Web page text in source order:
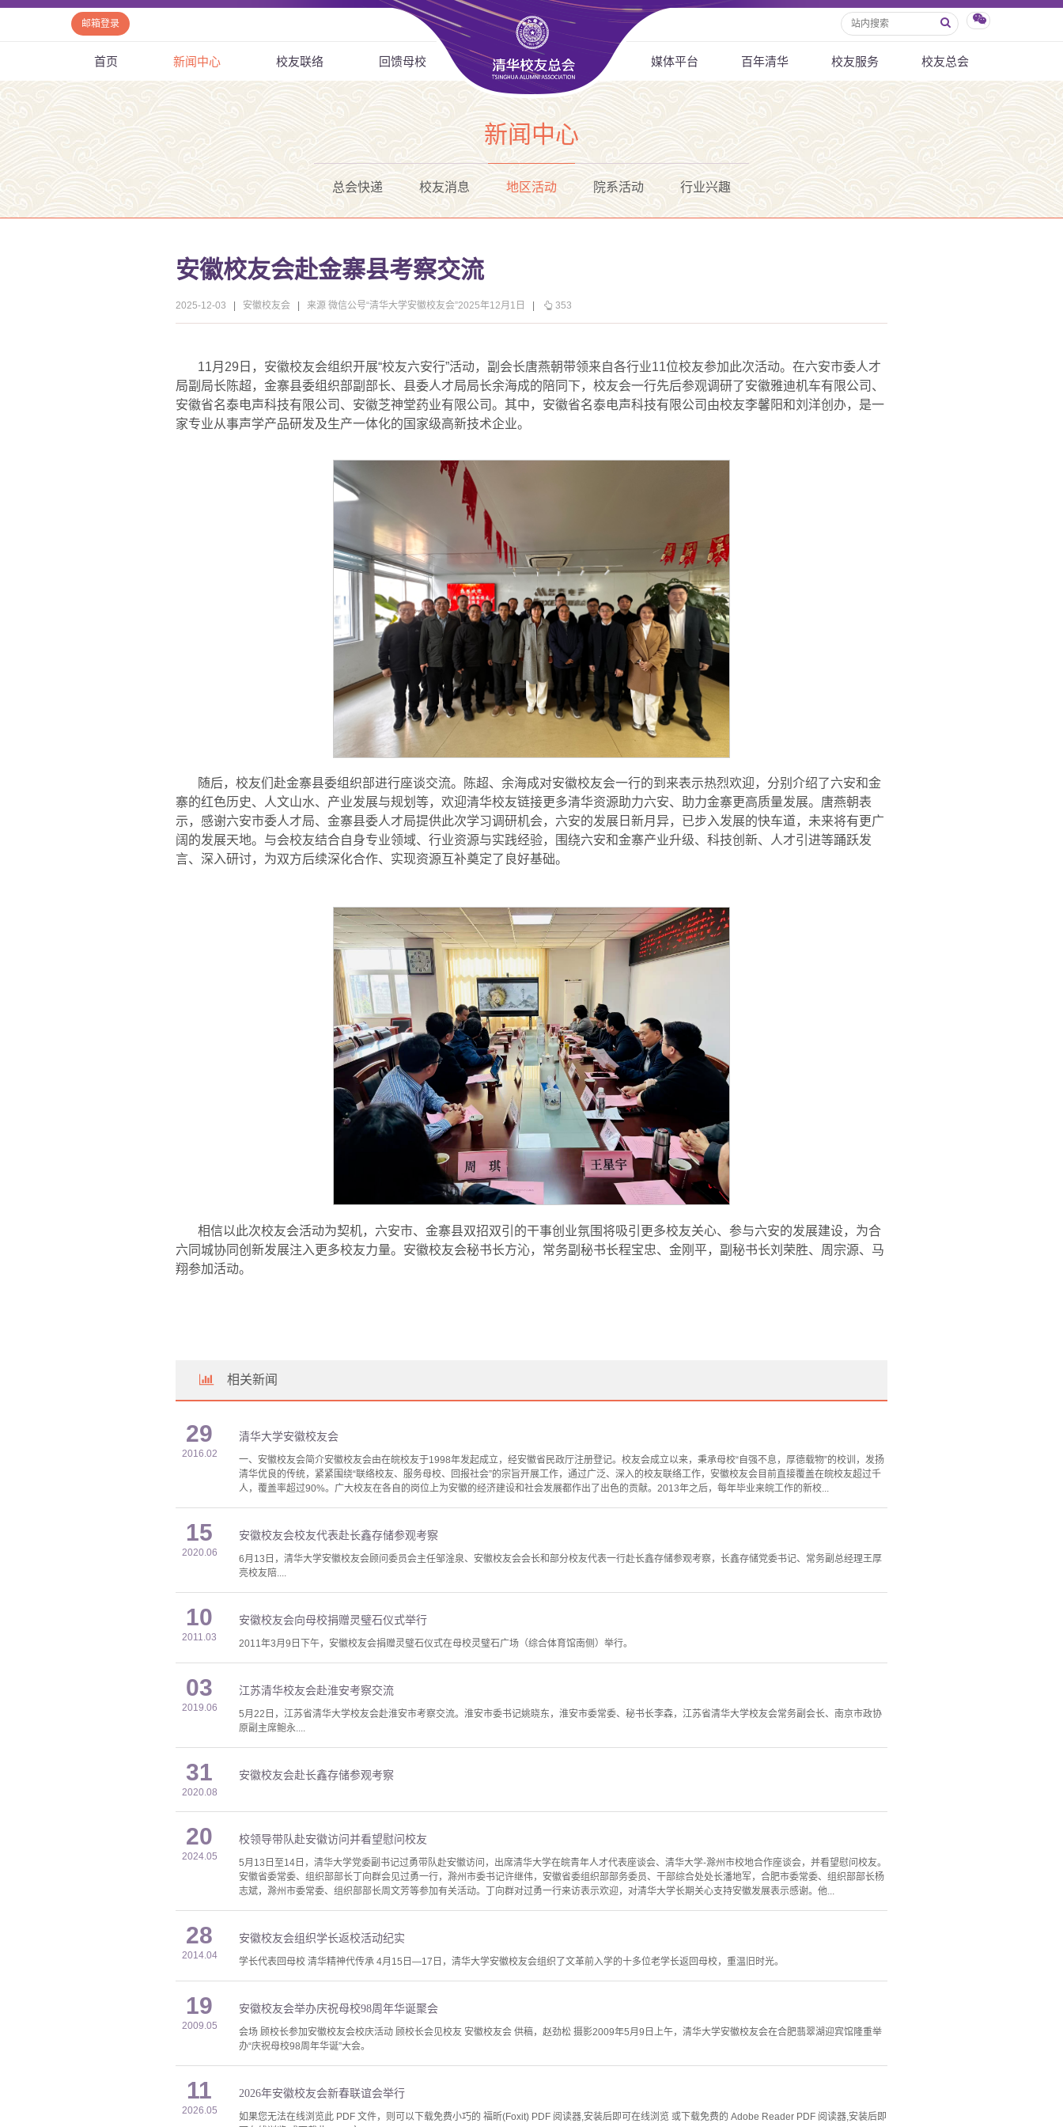
邮箱登录
首页 新闻中心 校友联络 回馈母校 媒体平台 百年清华 校友服务 校友总会
新闻中心
总会快递 校友消息 地区活动 院系活动 行业兴趣
安徽校友会赴金寨县考察交流
2025-12-03 安徽校友会 来源 微信公号“清华大学安徽校友会”2025年12月1日 353
11月29日，安徽校友会组织开展“校友六安行”活动，副会长唐燕朝带领来自各行业11位校友参加此次活动。在六安市委人才
局副局长陈超，金寨县委组织部副部长、县委人才局局长余海成的陪同下，校友会一行先后参观调研了安徽雅迪机车有限公司、
安徽省名泰电声科技有限公司、安徽芝神堂药业有限公司。其中，安徽省名泰电声科技有限公司由校友李馨阳和刘洋创办，是一
家专业从事声学产品研发及生产一体化的国家级高新技术企业。
随后，校友们赴金寨县委组织部进行座谈交流。陈超、余海成对安徽校友会一行的到来表示热烈欢迎，分别介绍了六安和金
寨的红色历史、人文山水、产业发展与规划等，欢迎清华校友链接更多清华资源助力六安、助力金寨更高质量发展。唐燕朝表
示，感谢六安市委人才局、金寨县委人才局提供此次学习调研机会，六安的发展日新月异，已步入发展的快车道，未来将有更广
阔的发展天地。与会校友结合自身专业领域、行业资源与实践经验，围绕六安和金寨产业升级、科技创新、人才引进等踊跃发
言、深入研讨，为双方后续深化合作、实现资源互补奠定了良好基础。
相信以此次校友会活动为契机，六安市、金寨县双招双引的干事创业氛围将吸引更多校友关心、参与六安的发展建设，为合
六同城协同创新发展注入更多校友力量。安徽校友会秘书长方沁，常务副秘书长程宝忠、金刚平，副秘书长刘荣胜、周宗源、马
翔参加活动。
相关新闻
29
2016.02
清华大学安徽校友会
一、安徽校友会简介安徽校友会由在皖校友于1998年发起成立，经安徽省民政厅注册登记。校友会成立以来，秉承母校“自强不息，厚德载物”的校训，发扬
清华优良的传统，紧紧围绕“联络校友、服务母校、回报社会”的宗旨开展工作，通过广泛、深入的校友联络工作，安徽校友会目前直接覆盖在皖校友超过千
人，覆盖率超过90%。广大校友在各自的岗位上为安徽的经济建设和社会发展都作出了出色的贡献。2013年之后，每年毕业来皖工作的新校...
15
2020.06
安徽校友会校友代表赴长鑫存储参观考察
6月13日，清华大学安徽校友会顾问委员会主任邹淦泉、安徽校友会会长和部分校友代表一行赴长鑫存储参观考察，长鑫存储党委书记、常务副总经理王厚
亮校友陪....
10
2011.03
安徽校友会向母校捐赠灵璧石仪式举行
2011年3月9日下午，安徽校友会捐赠灵璧石仪式在母校灵璧石广场（综合体育馆南侧）举行。
03
2019.06
江苏清华校友会赴淮安考察交流
5月22日，江苏省清华大学校友会赴淮安市考察交流。淮安市委书记姚晓东，淮安市委常委、秘书长李森，江苏省清华大学校友会常务副会长、南京市政协
原副主席鲍永....
31
2020.08
安徽校友会赴长鑫存储参观考察
20
2024.05
校领导带队赴安徽访问并看望慰问校友
5月13日至14日，清华大学党委副书记过勇带队赴安徽访问，出席清华大学在皖青年人才代表座谈会、清华大学-滁州市校地合作座谈会，并看望慰问校友。
安徽省委常委、组织部部长丁向群会见过勇一行，滁州市委书记许继伟，安徽省委组织部部务委员、干部综合处处长潘地军，合肥市委常委、组织部部长杨
志斌，滁州市委常委、组织部部长周文芳等参加有关活动。丁向群对过勇一行来访表示欢迎，对清华大学长期关心支持安徽发展表示感谢。他...
28
2014.04
安徽校友会组织学长返校活动纪实
学长代表回母校 清华精神代传承 4月15日—17日，清华大学安徽校友会组织了文革前入学的十多位老学长返回母校，重温旧时光。
19
2009.05
安徽校友会举办庆祝母校98周年华诞聚会
会场 顾校长参加安徽校友会校庆活动 顾校长会见校友 安徽校友会 供稿，赵劲松 摄影2009年5月9日上午，清华大学安徽校友会在合肥翡翠湖迎宾馆隆重举
办“庆祝母校98周年华诞”大会。
11
2026.05
2026年安徽校友会新春联谊会举行
如果您无法在线浏览此 PDF 文件，则可以下载免费小巧的 福昕(Foxit) PDF 阅读器,安装后即可在线浏览 或下载免费的 Adobe Reader PDF 阅读器,安装后即